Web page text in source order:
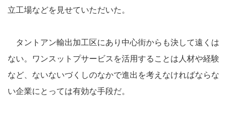
立工場などを見せていただいた。
タントアン輸出加工区にあり中心街からも決して遠くは
ない。ワンスットプサービスを活用することは人材や経験
など、ないないづくしのなかで進出を考えなければならな
い企業にとっては有効な手段だ。